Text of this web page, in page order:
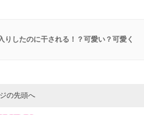
りしたのに干される！？可愛い？可愛く
の先頭へ